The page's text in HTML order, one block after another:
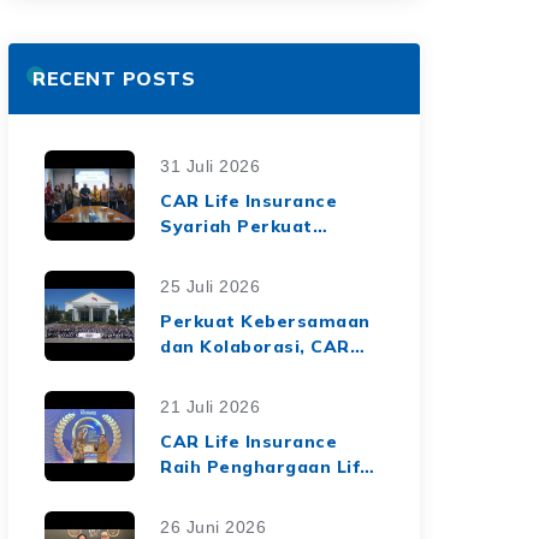
RECENT POSTS
31 Juli 2026
CAR Life Insurance
Syariah Perkuat
Syariah melalui Kerja
Syariah dengan Tiga
BPRS di Lampung
25 Juli 2026
Perkuat Kebersamaan
dan Kolaborasi, CAR
Employee Gathering
"Harmoni Nusantara,
Sinergi Berkelanjutan"
21 Juli 2026
CAR Life Insurance
Raih Penghargaan Life
Market Leaders 2026
26 Juni 2026